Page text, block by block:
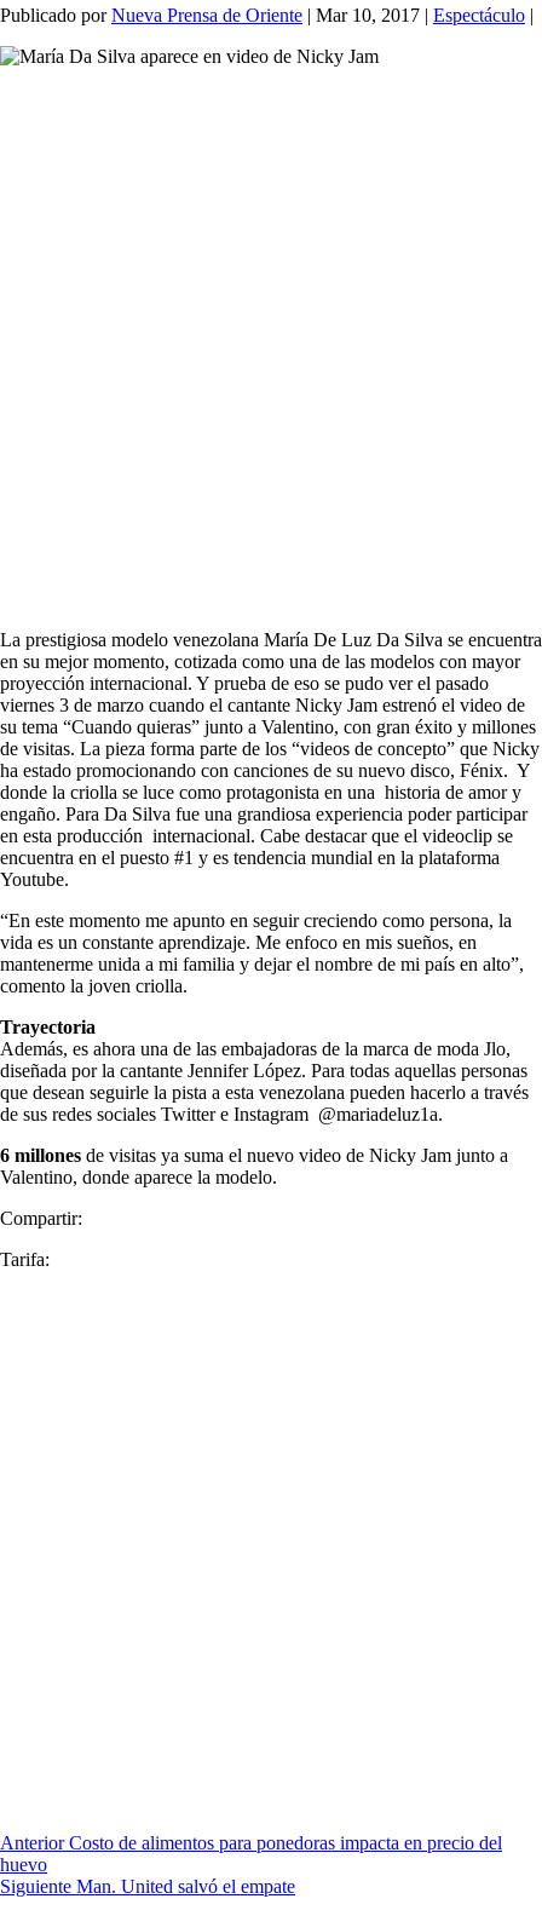
Publicado porNueva Prensa de Oriente | Mar 10, 2017 | Espectáculo |
La prestigiosa modelo venezolana María De Luz Da Silva se encuentra
en su mejor momento, cotizada como una de las modelos con mayor
proyección internacional. Y prueba de eso se pudo ver el pasado
viernes 3 de marzo cuando el cantante Nicky Jam estrenó el video de
su tema “Cuando quieras” junto a Valentino, con gran éxito y millones
de visitas. La pieza forma parte de los “videos de concepto” que Nicky
ha estado promocionando con canciones de su nuevo disco, Fénix. Y
donde la criolla se luce como protagonista en una historia de amor y
engaño. Para Da Silva fue una grandiosa experiencia poder participar
en esta producción internacional. Cabe destacar que el videoclip se
encuentra en el puesto #1 y es tendencia mundial en la plataforma
Youtube.
“En este momento me apunto en seguir creciendo como persona, la
vida es un constante aprendizaje. Me enfoco en mis sueños, en
mantenerme unida a mi familia y dejar el nombre de mi país en alto”,
comento la joven criolla.
Trayectoria
Además, es ahora una de las embajadoras de la marca de moda Jlo,
diseñada por la cantante Jennifer López. Para todas aquellas personas
que desean seguirle la pista a esta venezolana pueden hacerlo a través
de sus redes sociales Twitter e Instagram @mariadeluz1a.
6 millones de visitas ya suma el nuevo video de Nicky Jam junto a
Valentino, donde aparece la modelo.
Compartir:
Tarifa:
Anterior Costo de alimentos para ponedoras impacta en precio del
huevo
Siguiente Man. United salvó el empate